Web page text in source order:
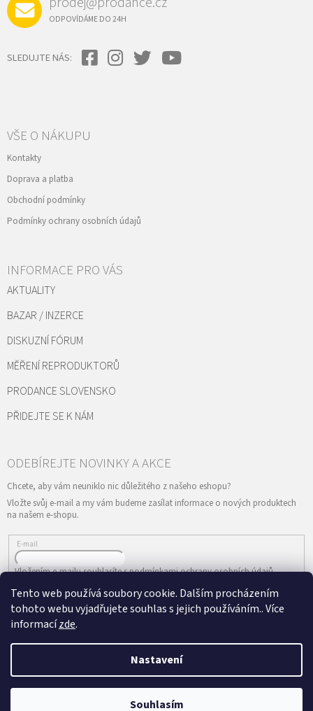
Tento web používá soubory cookie. Dalším procházením
tohoto webu vyjadřujete souhlas s jejich používáním.. Více
informacízde.
Nastavení
Souhlasím
ODPOVÍDÁME DO 24H
SLEDUJTE NÁS:
VŠE O NÁKUPU
Kontakty
Doprava a platba
Obchodní podmínky
Podmínky ochrany osobních údajů
INFORMACE PRO VÁS
AKTUALITY
BAZAR / INZERCE
DISKUZNÍ FÓRUM
MĚŘENÍ REPRODUKTORŮ
PRODANCE SLOVENSKO
PŘIDEJTE SE K NÁM
Vložte svůj e-mail a my vám budeme zasílat informace o nových produktech
na našem e-shopu.
E-mail
Vložením e-mailu souhlasíte spodmínkami ochrany osobních údajů
PŘIHLÁSIT SE
vyhrazena.